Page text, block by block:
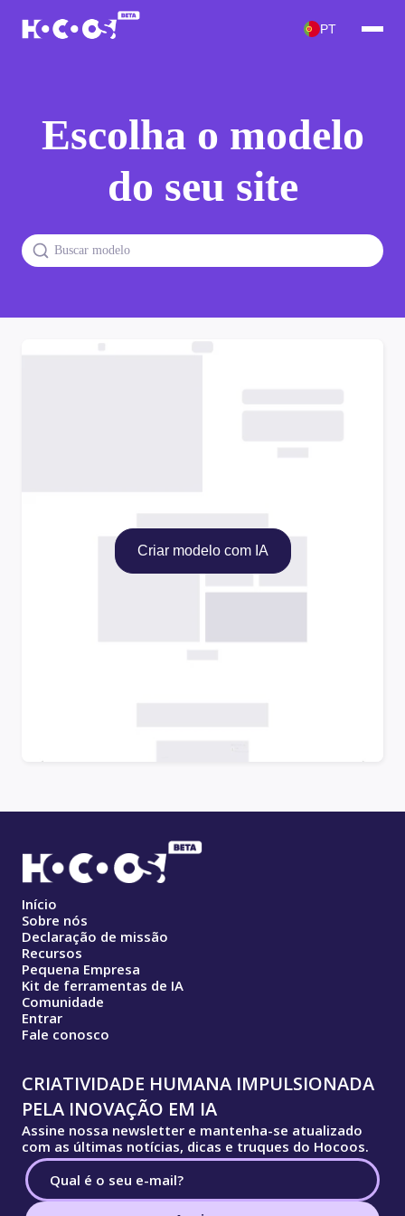
PT
Escolha o modelo
do seu site
Criar modelo com IA
Início
Sobre nós
Declaração de missão
Recursos
Pequena Empresa
Kit de ferramentas de IA
Comunidade
Entrar
Fale conosco
CRIATIVIDADE HUMANA IMPULSIONADA
PELA INOVAÇÃO EM IA
Assine nossa newsletter e mantenha-se atualizado
com as últimas notícias, dicas e truques do Hocoos.